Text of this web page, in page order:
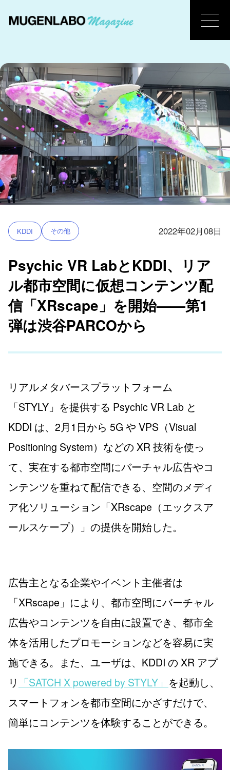
KDDI その他 2022年02月08日
Psychic VR LabとKDDI、リア
ル都市空間に仮想コンテンツ配
信「XRscape」を開始——第1
弾は渋谷PARCOから
リアルメタバースプラットフォーム
「STYLY」を提供する Psychic VR Lab と
KDDI は、2月1日から 5G や VPS（Visual
Positioning System）などの XR 技術を使っ
て、実在する都市空間にバーチャル広告やコ
ンテンツを重ねて配信できる、空間のメディ
ア化ソリューション「XRscape（エックスア
ールスケープ）」の提供を開始した。
広告主となる企業やイベント主催者は
「XRscape」により、都市空間にバーチャル
広告やコンテンツを自由に設置でき、都市全
体を活用したプロモーションなどを容易に実
施できる。また、ユーザは、KDDI の XR アプ
リ 「SATCH X powered by STYLY」 を起動し、
スマートフォンを都市空間にかざすだけで、
簡単にコンテンツを体験することができる。